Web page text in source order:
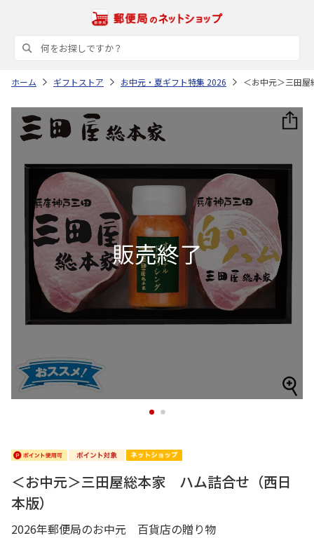
ホーム ギフトストア お中元・夏ギフト特集 2026 ＜お中元＞三田
1 2
＜お中元＞三田屋総本家 ハム詰合せ（西日
本版）
2026年郵便局のお中元 百貨店の贈り物